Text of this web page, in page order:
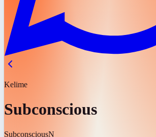
Kelime
Subconscious
SubconsciousN